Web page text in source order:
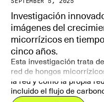
Investigación
imágenes del
micorrízicos en
cinco años.
Esta investigación trata
red de hongos
la red y cómo la propia
incluido el flujo de